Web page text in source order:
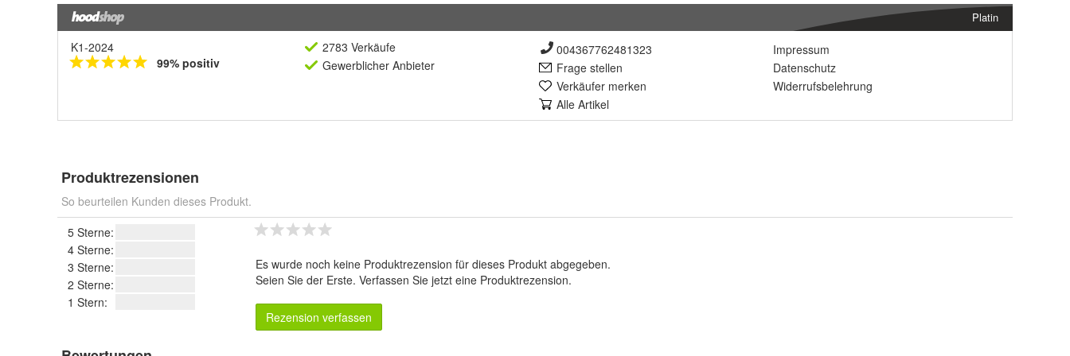
Platin
K1-2024
99% positiv
2783 Verkäufe
Gewerblicher Anbieter
004367762481323
Frage stellen
Verkäufer merken
Alle Artikel
Impressum
Datenschutz
Widerrufsbelehrung
Produktrezensionen
So beurteilen Kunden dieses Produkt.
5 Sterne:
4 Sterne:
3 Sterne:
2 Sterne:
1 Stern:
Es wurde noch keine Produktrezension für dieses Produkt abgegeben.
Seien Sie der Erste. Verfassen Sie jetzt eine Produktrezension.
Rezension verfassen